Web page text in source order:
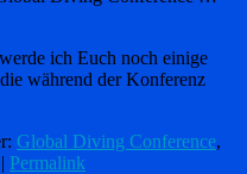
ich Euch noch einige
während der Konferenz
Global Diving Conference,
| Permalink